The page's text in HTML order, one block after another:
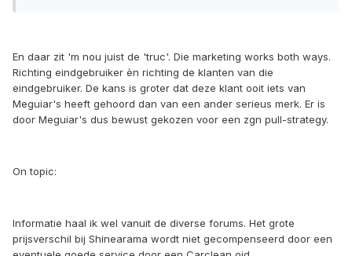
En daar zit 'm nou juist de 'truc'. Die marketing works both ways.
Richting eindgebruiker èn richting de klanten van die
eindgebruiker. De kans is groter dat deze klant ooit iets van
Meguiar's heeft gehoord dan van een ander serieus merk. Er is
door Meguiar's dus bewust gekozen voor een zgn pull-strategy.
On topic:
Informatie haal ik wel vanuit de diverse forums. Het grote
prijsverschil bij Shinearama wordt niet gecompenseerd door een